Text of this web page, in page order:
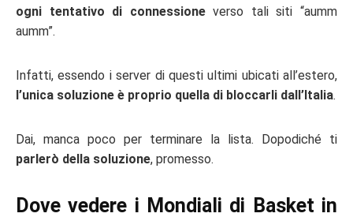
ogni tentativo di connessioneverso tali siti “aumm
aumm”.
Infatti, essendo i server di questi ultimi ubicati all’estero,
l’unica soluzione è proprio quella di bloccarli dall’Italia.
Dai, manca poco per terminare la lista. Dopodiché ti
parlerò della soluzione, promesso.
Dove vedere i Mondiali di Basket in